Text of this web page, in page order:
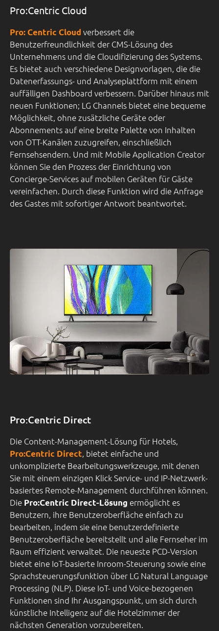
Pro:Centric Cloud
Pro: Centric Cloud verbessert die
Benutzerfreundlichkeit der CMS-Lösung des
Unternehmens und die Cloudifizierung des Systems.
Es bietet auch verschiedene Designvorlagen, die die
Datenerfassungs- und Analyseplattform mit einem
auffälligen Dashboard verbessern. Darüber hinaus mit
neuen Funktionen; LG Channels bietet eine bequeme
Möglichkeit, ohne zusätzliche Geräte oder
Abonnements auf eine breite Palette von Inhalten
von OTT-Kanälen zuzugreifen, einschließlich
Fernsehsendern. Und mit Mobile Application Creator
können Sie den Prozess der Einrichtung von
Concierge-Services auf mobilen Geräten für Gäste
vereinfachen. Durch diese Funktion wird die Anfrage
des Gastes mit sofortiger Antwort beantwortet.
Pro:Centric Direct
Die Content-Management-Lösung für Hotels,
Pro:Centric Direct, bietet einfache und
unkomplizierte Bearbeitungswerkzeuge, mit denen
Sie mit einem einzigen Klick Service- und IP-Netzwerk-
basiertes Remote-Management durchführen können.
Die Pro:Centric Direct-Lösung ermöglicht es
Benutzern, ihre Benutzeroberfläche einfach zu
bearbeiten, indem sie eine benutzerdefinierte
Benutzeroberfläche bereitstellt und alle Fernseher im
Raum effizient verwaltet. Die neueste PCD-Version
bietet eine IoT-basierte Inroom-Steuerung sowie eine
Sprachsteuerungsfunktion über LG Natural Language
Processing (NLP). Diese IoT- und Voice-bezogenen
Funktionen sind Ihr Ausgangspunkt, um sich durch
künstliche Intelligenz auf die Hotelzimmer der
nächsten Generation vorzubereiten.